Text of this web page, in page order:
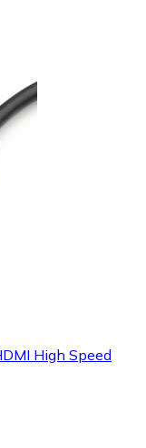
High Speed